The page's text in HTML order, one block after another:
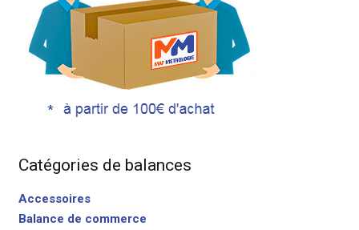
Catégories de balances
Accessoires
Balance de commerce